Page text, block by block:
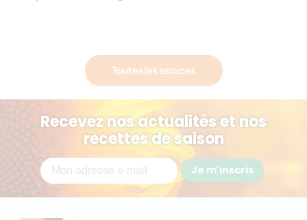
Toutes les astuces
Recevez nos actualités et nos
recettes de saison
Je m'inscris